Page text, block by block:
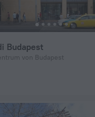
Budapest
von Budapest